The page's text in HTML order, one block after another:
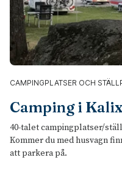
CAMPINGPLATSER OCH
Camping i
40-talet campingplatser/
Kommer du med husvagn
att parkera på.